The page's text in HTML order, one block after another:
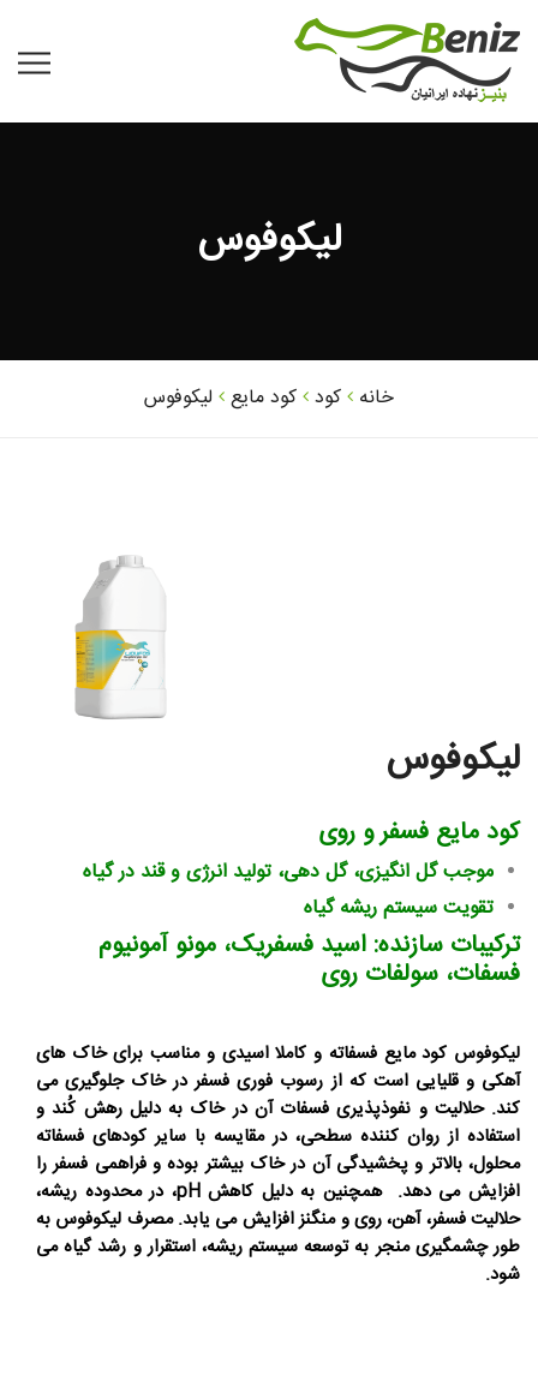
لیکوفوس
خانه کود کود مایع لیکوفوس
لیکوفوس
کود مایع فسفر و روی
موجب گل انگیزی، گل دهی، تولید انرژی و قند در گیاه
تقویت سیستم ریشه گیاه
ترکیبات سازنده: اسید فسفریک، مونو آمونیوم
فسفات، سولفات روی
لیکوفوس کود مایع فسفاته و کاملا اسیدی و مناسب برای خاک های
آهکی و قلیایی است که از رسوب فوری فسفر در خاک جلوگیری می
کند. حلالیت و نفوذپذیری فسفات آن در خاک به دلیل رهش کُند و
استفاده از روان کننده سطحی، در مقایسه با سایر کودهای فسفاته
محلول، بالاتر و پخشیدگی آن در خاک بیشتر بوده و فراهمی فسفر را
افزایش می دهد. همچنین به دلیل کاهش pH، در محدوده ریشه،
حلالیت فسفر، آهن، روی و منگنز افزایش می یابد. مصرف لیکوفوس به
طور چشمگیری منجر به توسعه سیستم ریشه، استقرار و رشد گیاه می
شود.